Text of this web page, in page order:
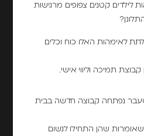
לילדים קטנים צפופים מרגישות
לאימהות האלו כוח וכלים
תמיכה וליווי אישי.
נפתחה קבוצה חדשה בבית
אימהות שאומרות שהן התחילו לנשום